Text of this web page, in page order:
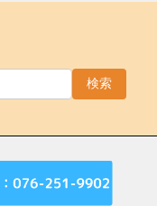
検索